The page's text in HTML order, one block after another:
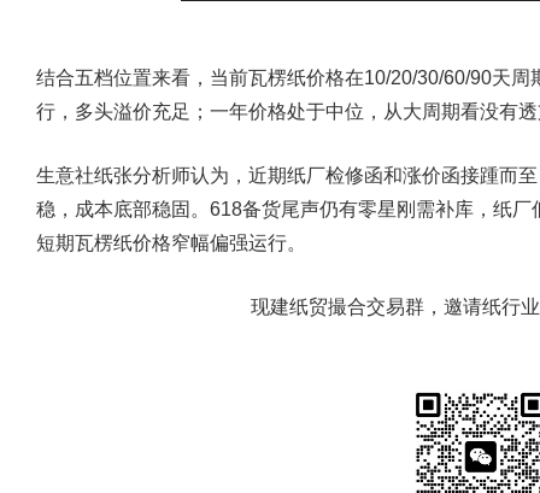
结合五档位置来看，当前瓦楞纸价格在10/20/30/60/90天
行，多头溢价充足；一年价格处于中位，从大周期看没有
生意社纸张分析师认为，近期纸厂检修函和涨价函接踵而
稳，成本底部稳固。618备货尾声仍有零星刚需补库，纸
短期瓦楞纸价格窄幅偏强运行。
现建纸贸撮合交易群，邀请纸行